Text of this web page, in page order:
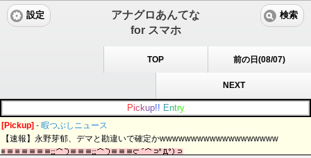
アナグロあんてな
for スマホ
設定 検索
TOP 前の日(08/07)
NEXT
Pic kup!! Entry
[Pickup] - 暇つぶしニュース
【速報】永野芽郁、デマと勘違いで確定かwwwwwwwwwwwwwwwwwww